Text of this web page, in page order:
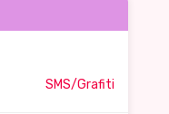
SMS/Grafiti